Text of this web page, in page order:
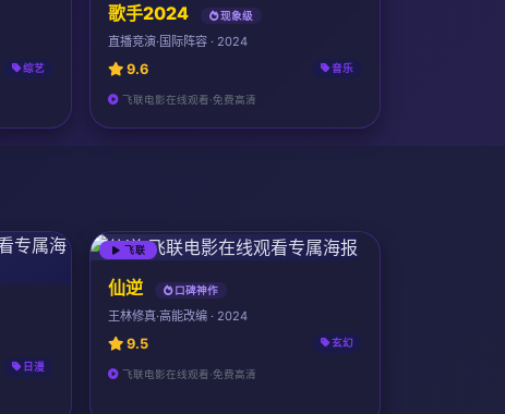
综艺
歌手2024 现象级
直播竞演·国际阵容 · 2024
9.6 音乐
飞联电影在线观看·免费高清
日漫
飞联
仙逆 口碑神作
王林修真·高能改编 · 2024
9.5 玄幻
飞联电影在线观看·免费高清